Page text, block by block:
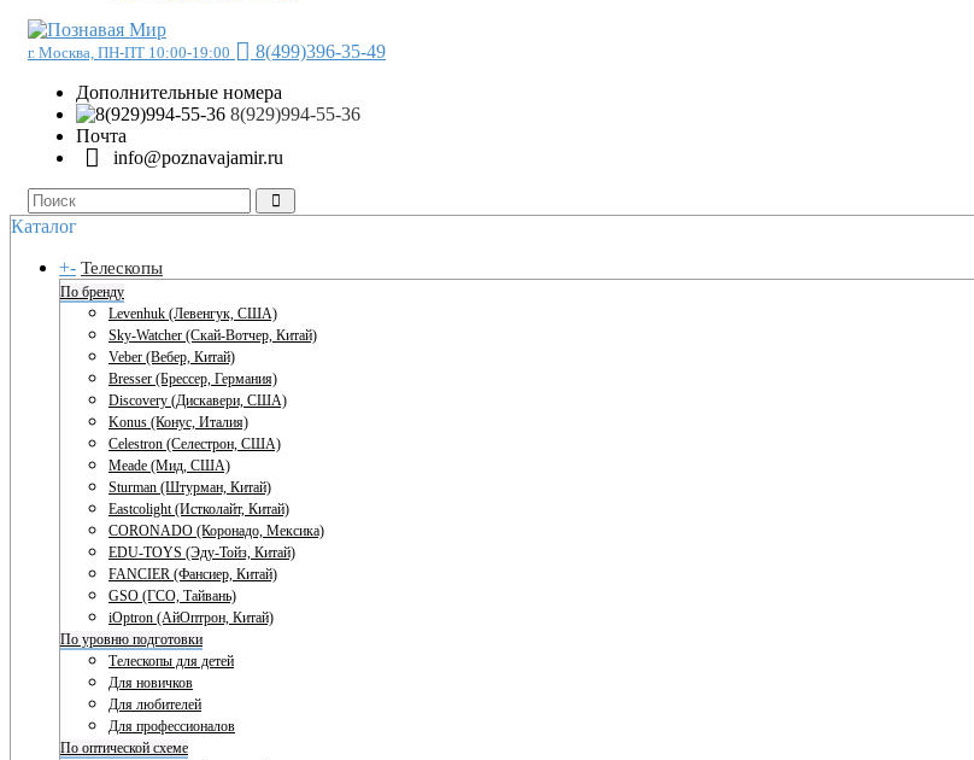
г. Москва, ПН-ПТ 10:00-19:00
8(499)396-35-49
Дополнительные номера
8(929)994-55-36
Почта
info@poznavajamir.ru
Каталог
+- Телескопы
По бренду
Levenhuk (Левенгук, США)
Sky-Watcher (Скай-Вотчер, Китай)
Veber (Вебер, Китай)
Bresser (Брессер, Германия)
Discovery (Дискавери, США)
Konus (Конус, Италия)
Celestron (Селестрон, США)
Meade (Мид, США)
Sturman (Штурман, Китай)
Eastcolight (Истколайт, Китай)
CORONADO (Коронадо, Мексика)
EDU-TOYS (Эду-Тойз, Китай)
FANCIER (Фансиер, Китай)
GSO (ГСО, Тайвань)
iOptron (АйОптрон, Китай)
По уровню подготовки
Телескопы для детей
Для новичков
Для любителей
Для профессионалов
По оптической схеме